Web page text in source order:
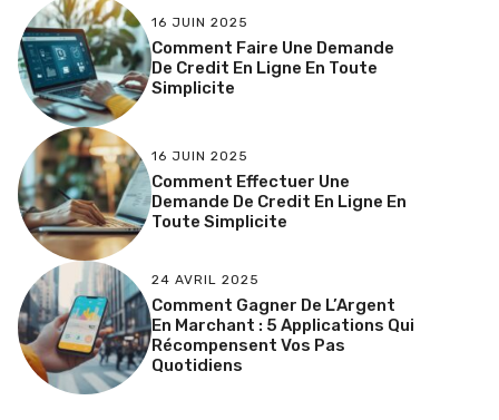
16 JUIN 2025
Comment Faire Une Demande
De Credit En Ligne En Toute
Simplicite
16 JUIN 2025
Comment Effectuer Une
Demande De Credit En Ligne En
Toute Simplicite
24 AVRIL 2025
Comment Gagner De L’Argent
En Marchant : 5 Applications Qui
Récompensent Vos Pas
Quotidiens